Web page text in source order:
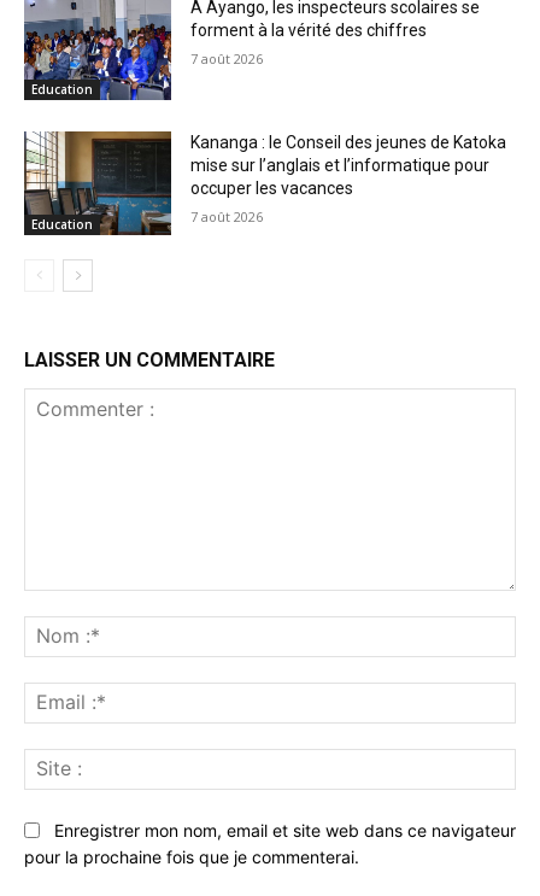
Education
À Ayango, les inspecteurs scolaires se
forment à la vérité des chiffres
7 août 2026
Education
Kananga : le Conseil des jeunes de Katoka
mise sur l’anglais et l’informatique pour
occuper les vacances
7 août 2026
LAISSER UN COMMENTAIRE
:*
:*
:
Enregistrer mon nom, email et site web dans ce navigateur
pour la prochaine fois que je commenterai.